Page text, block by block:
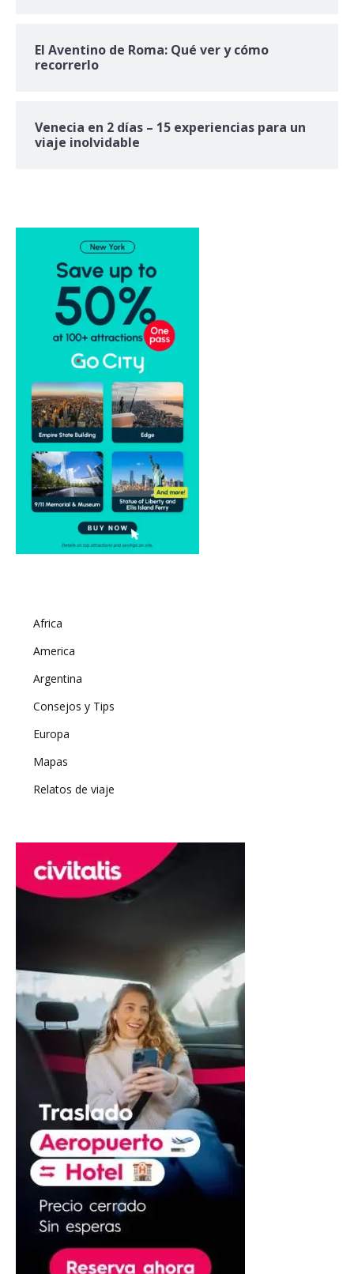
El Aventino de Roma: Qué ver y cómo
recorrerlo
Venecia en 2 días – 15 experiencias para un
viaje inolvidable
Africa
America
Argentina
Consejos y Tips
Europa
Mapas
Relatos de viaje